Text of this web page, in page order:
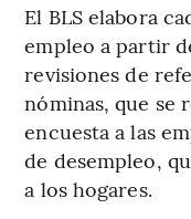
El BLS elabora
empleo a partir
revisiones de
nóminas, que se
encuesta a las
de desempleo,
a los hogares.